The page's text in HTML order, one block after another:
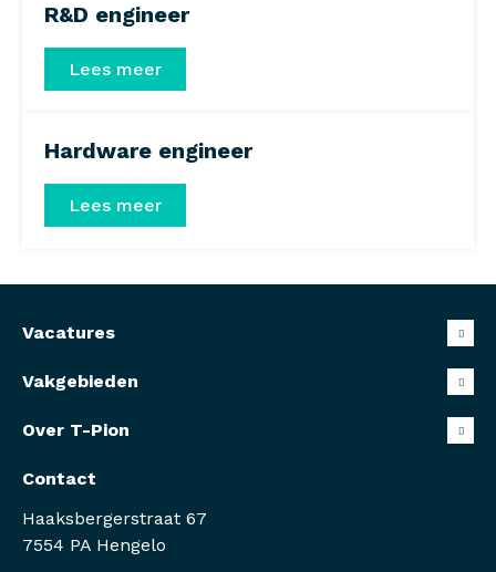
R&D engineer
Lees meer
Hardware engineer
Lees meer
Vacatures
Vakgebieden
Over T-Pion
Contact
Haaksbergerstraat 67
7554 PA Hengelo